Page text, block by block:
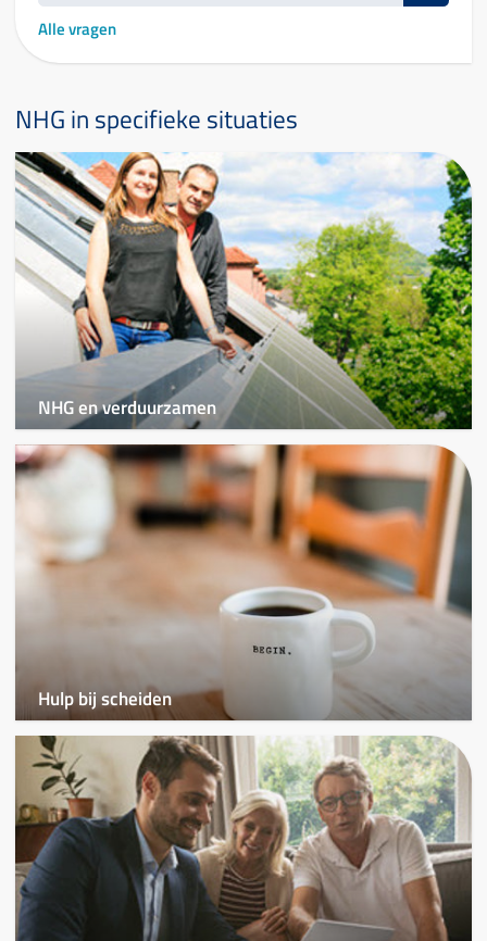
Alle vragen
NHG in specifieke situaties
NHG en verduurzamen
Hulp bij scheiden